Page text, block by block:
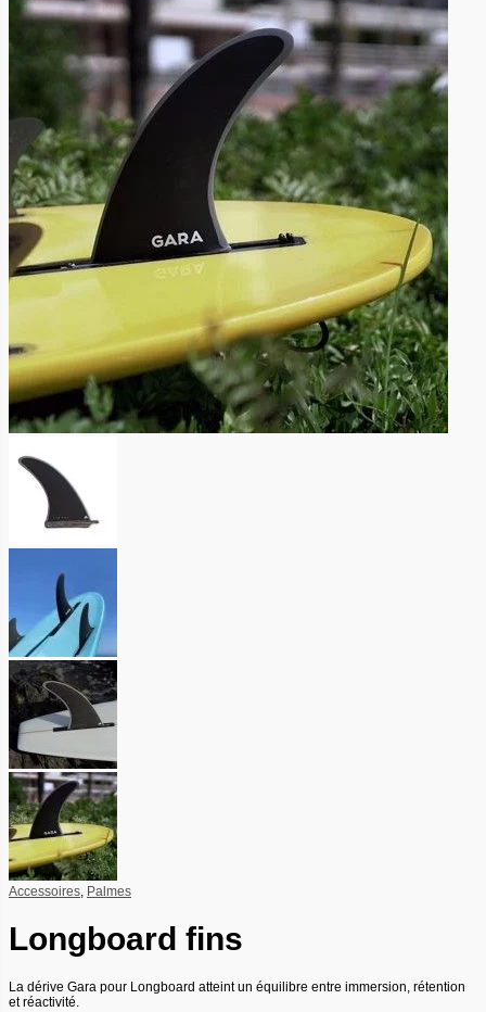
Accessoires Palmes
Longboard fins
La dérive Gara pour Longboard atteint un équilibre entre immersion, rétention
et réactivité.